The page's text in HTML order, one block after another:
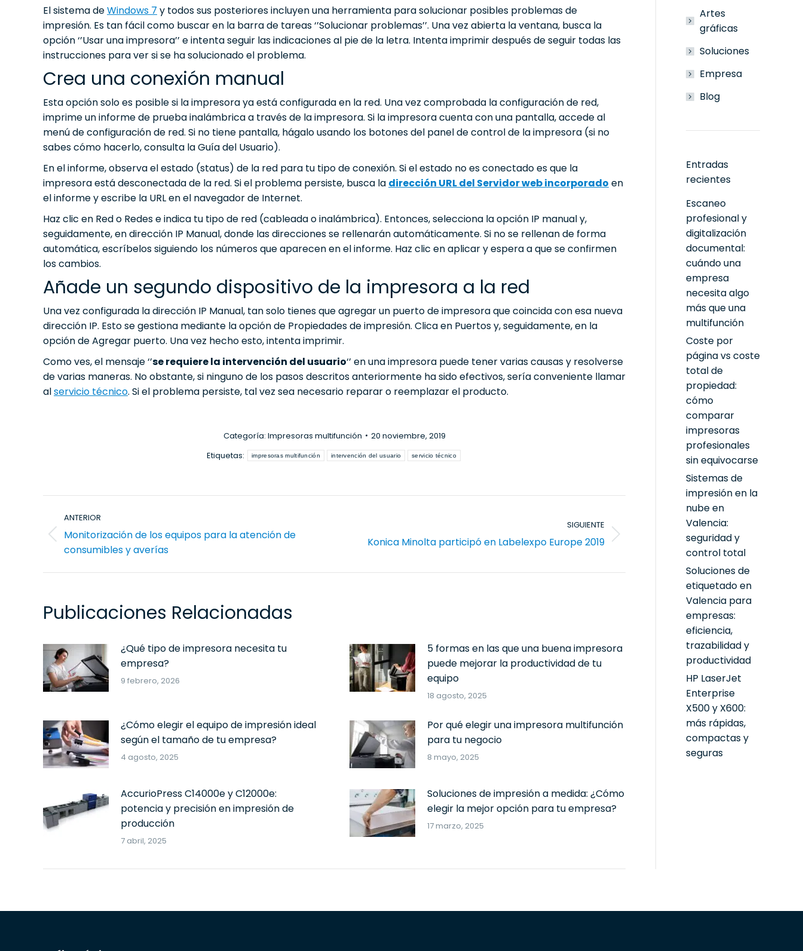
El sistema deWindows 7 y todos sus posteriores incluyen una herramienta para solucionar posibles problemas de
impresión. Es tan fácil como buscar en la barra de tareas ‘’Solucionar problemas’’. Una vez abierta la ventana, busca la
opción ‘’Usar una impresora’’ e intenta seguir las indicaciones al pie de la letra. Intenta imprimir después de seguir todas las
instrucciones para ver si se ha solucionado el problema.
Crea una conexión manual
Esta opción solo es posible si la impresora ya está configurada en la red. Una vez comprobada la configuración de red,
imprime un informe de prueba inalámbrica a través de la impresora. Si la impresora cuenta con una pantalla, accede al
menú de configuración de red. Si no tiene pantalla, hágalo usando los botones del panel de control de la impresora (si no
sabes cómo hacerlo, consulta la Guía del Usuario).
En el informe, observa el estado (status) de la red para tu tipo de conexión. Si el estado no es conectado es que la
impresora está desconectada de la red. Si el problema persiste, busca la dirección URL del Servidor web incorporado en
el informe y escribe la URL en el navegador de Internet.
Haz clic en Red o Redes e indica tu tipo de red (cableada o inalámbrica). Entonces, selecciona la opción IP manual y,
seguidamente, en dirección IP Manual, donde las direcciones se rellenarán automáticamente. Si no se rellenan de forma
automática, escríbelos siguiendo los números que aparecen en el informe. Haz clic en aplicar y espera a que se confirmen
los cambios.
Añade un segundo dispositivo de la impresora a la red
Una vez configurada la dirección IP Manual, tan solo tienes que agregar un puerto de impresora que coincida con esa nueva
dirección IP. Esto se gestiona mediante la opción de Propiedades de impresión. Clica en Puertos y, seguidamente, en la
opción de Agregar puerto. Una vez hecho esto, intenta imprimir.
Como ves, el mensaje ‘’se requiere la intervención del usuario‘’ en una impresora puede tener varias causas y resolverse
de varias maneras. No obstante, si ninguno de los pasos descritos anteriormente ha sido efectivos, sería conveniente llamar
alservicio técnico. Si el problema persiste, tal vez sea necesario reparar o reemplazar el producto.
Categoría: Impresoras multifunción
20 noviembre, 2019
Etiquetas:
impresoras multifunción intervención del usuario servicio técnico
Navegación
entre
publicaciones
ANTERIOR
Publicación
anterior:
Monitorización de los equipos para la atención de
consumibles y averías
SIGUIENTE
Publicación
Konica Minolta participó en Labelexpo Europe 2019
Publicaciones Relacionadas
¿Qué tipo de impresora necesita tu
empresa?
9 febrero, 2026
5 formas en las que una buena impresora
puede mejorar la productividad de tu
equipo
18 agosto, 2025
¿Cómo elegir el equipo de impresión ideal
según el tamaño de tu empresa?
4 agosto, 2025
Por qué elegir una impresora multifunción
para tu negocio
8 mayo, 2025
AccurioPress C14000e y C12000e:
potencia y precisión en impresión de
producción
7 abril, 2025
Soluciones de impresión a medida: ¿Cómo
elegir la mejor opción para tu empresa?
17 marzo, 2025
Artes
gráficas
Soluciones
Empresa
Blog
Entradas
recientes
Escaneo
profesional y
digitalización
documental:
cuándo una
empresa
necesita algo
más que una
multifunción
Coste por
página vs coste
total de
propiedad:
cómo
comparar
impresoras
profesionales
sin equivocarse
Sistemas de
impresión en la
nube en
Valencia:
seguridad y
control total
Soluciones de
etiquetado en
Valencia para
empresas:
eficiencia,
trazabilidad y
productividad
HP LaserJet
Enterprise
X500 y X600:
más rápidas,
compactas y
seguras